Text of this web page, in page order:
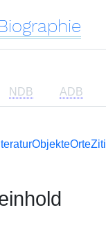
NDB ADB
ObjekteOrte